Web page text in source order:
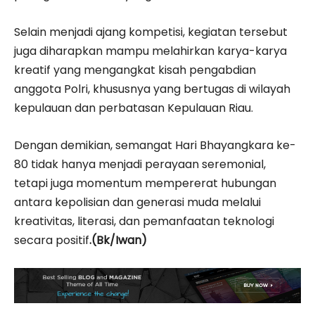
Selain menjadi ajang kompetisi, kegiatan tersebut
juga diharapkan mampu melahirkan karya-karya
kreatif yang mengangkat kisah pengabdian
anggota Polri, khususnya yang bertugas di wilayah
kepulauan dan perbatasan Kepulauan Riau.
Dengan demikian, semangat Hari Bhayangkara ke-
80 tidak hanya menjadi perayaan seremonial,
tetapi juga momentum mempererat hubungan
antara kepolisian dan generasi muda melalui
kreativitas, literasi, dan pemanfaatan teknologi
secara positif.(Bk/Iwan)